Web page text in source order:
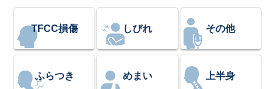
TFCC損傷 しびれ その他
ふらつき めまい 上半身